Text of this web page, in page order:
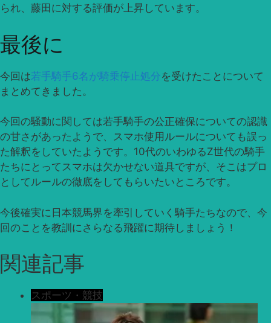
られ、藤田に対する評価が上昇しています。
最後に
今回は若手騎手6名が騎乗停止処分を受けたことについて
まとめてきました。
今回の騒動に関しては若手騎手の公正確保についての認識
の甘さがあったようで、スマホ使用ルールについても誤っ
た解釈をしていたようです。10代のいわゆるZ世代の騎手
たちにとってスマホは欠かせない道具ですが、そこはプロ
としてルールの徹底をしてもらいたいところです。
今後確実に日本競馬界を牽引していく騎手たちなので、今
回のことを教訓にさらなる飛躍に期待しましょう！
関連記事
スポーツ・競技